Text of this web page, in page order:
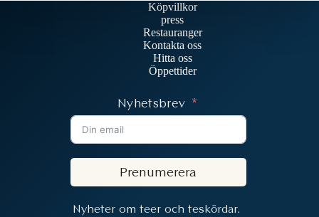
Köpvillkor
press
Restauranger
Kontakta oss
Hitta oss
Öppettider
Nyhetsbrev
Prenumerera
Nyheter om teer och teskördar.